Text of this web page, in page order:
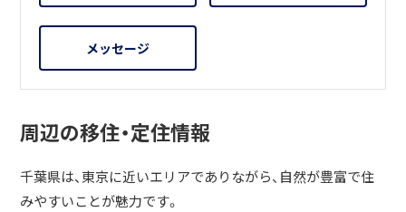
メッセージ
周辺の移住・定住情報
千葉県は、東京に近いエリアでありながら、自然が豊富で住
みやすいことが魅力です。